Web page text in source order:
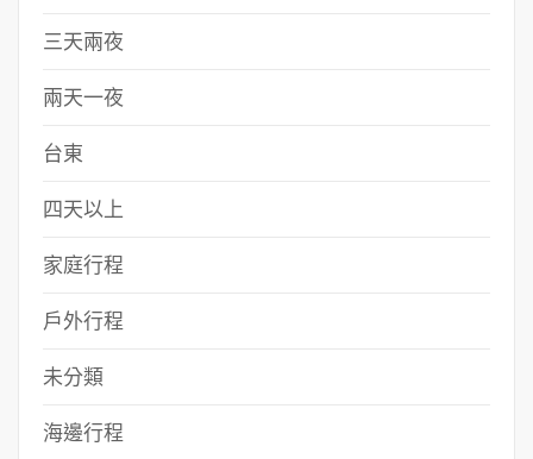
三天兩夜
兩天一夜
台東
四天以上
家庭行程
戶外行程
未分類
海邊行程